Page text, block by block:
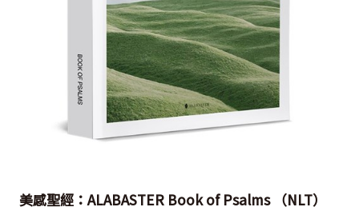
美感聖經：ALABASTER Book of Psalms （NLT）